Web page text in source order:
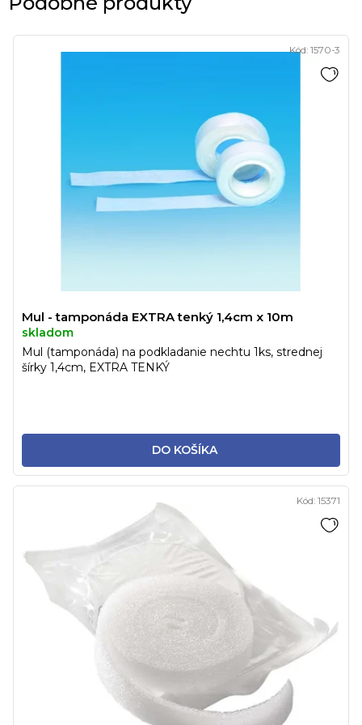
Mul - tamponáda EXTRA tenký 1,4cm x 10m
skladom
DO KOŠÍKA
Mul (tamponáda) na podkladanie nechtu 1ks, strednej
šírky 1,4cm, EXTRA TENKÝ
Kód: 1570-3
Kód: 15371